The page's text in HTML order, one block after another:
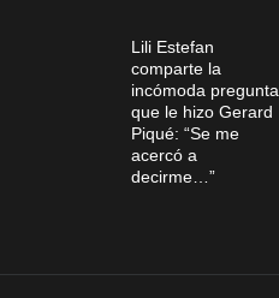
Lili Estefan
comparte la
incómoda pregunta
que le hizo Gerard
Piqué: “Se me
acercó a
decirme…”